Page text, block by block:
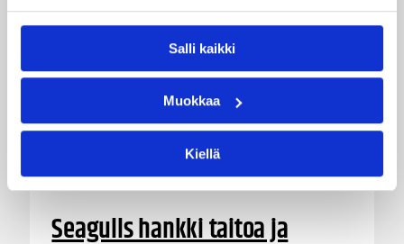
Salli kaikki
Muokkaa
Kiellä
Seagulls hankki taitoa ja